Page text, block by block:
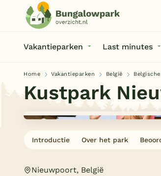
Vakantieparken Last minutes
Home Vakantieparken België
Kustpark
Introductie Over het park
Nieuwpoort, België